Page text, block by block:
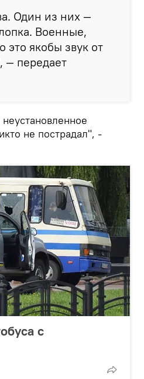
Один из них —
Военные,
это якобы звук от
— передает
не пострадал", -
с